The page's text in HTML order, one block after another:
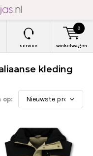
service winkelwagen
0
kleding
op: